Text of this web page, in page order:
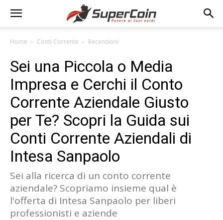
Home Conti Corrente Recensioni
Sei una Piccola o Media
Impresa e Cerchi il Conto
Corrente Aziendale Giusto
per Te? Scopri la Guida sui
Conti Corrente Aziendali di
Intesa Sanpaolo
Sei alla ricerca di un conto corrente
aziendale? Scopriamo insieme qual è
l'offerta di Intesa Sanpaolo per liberi
professionisti e aziende